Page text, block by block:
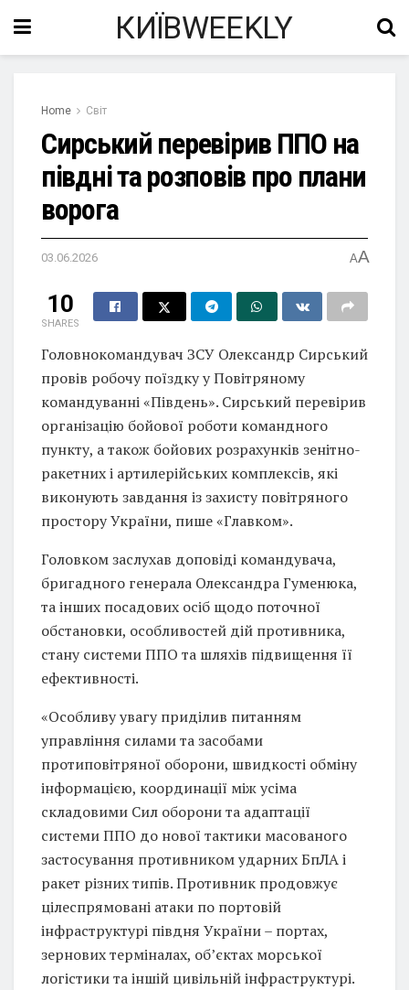
КИЇВWEEKLY
Home Світ
Сирський перевірив ППО на
півдні та розповів про плани
ворога
03.06.2026 AA
10
SHARES
Головнокомандувач ЗСУ Олександр Сирський
провів робочу поїздку у Повітряному
командуванні «Південь». Сирський перевірив
організацію бойової роботи командного
пункту, а також бойових розрахунків зенітно-
ракетних і артилерійських комплексів, які
виконують завдання із захисту повітряного
простору України, пише «Главком».
Головком заслухав доповіді командувача,
бригадного генерала Олександра Гуменюка,
та інших посадових осіб щодо поточної
обстановки, особливостей дій противника,
стану системи ППО та шляхів підвищення її
ефективності.
«Особливу увагу приділив питанням
управління силами та засобами
протиповітряної оборони, швидкості обміну
інформацією, координації між усіма
складовими Сил оборони та адаптації
системи ППО до нової тактики масованого
застосування противником ударних БпЛА і
ракет різних типів. Противник продовжує
цілеспрямовані атаки по портовій
інфраструктурі півдня України – портах,
зернових терміналах, об’єктах морської
логістики та іншій цивільній інфраструктурі.